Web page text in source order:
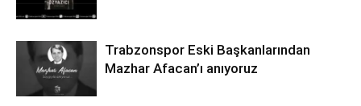
Trabzonspor Eski Başkanlarından
Mazhar Afacan’ı anıyoruz